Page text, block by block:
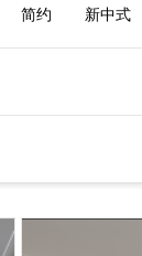
简约 新中式